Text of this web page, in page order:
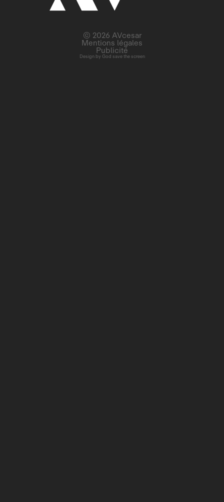
Design by God save the screen
© 2026 AVcesar
Mentions légales
Publicité